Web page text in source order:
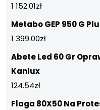
1 152.01zł
Metabo GEP 950 G
1 399.00zł
Abete Led 60 Gr
Kanlux
124.54zł
Flaga 80X50 Na